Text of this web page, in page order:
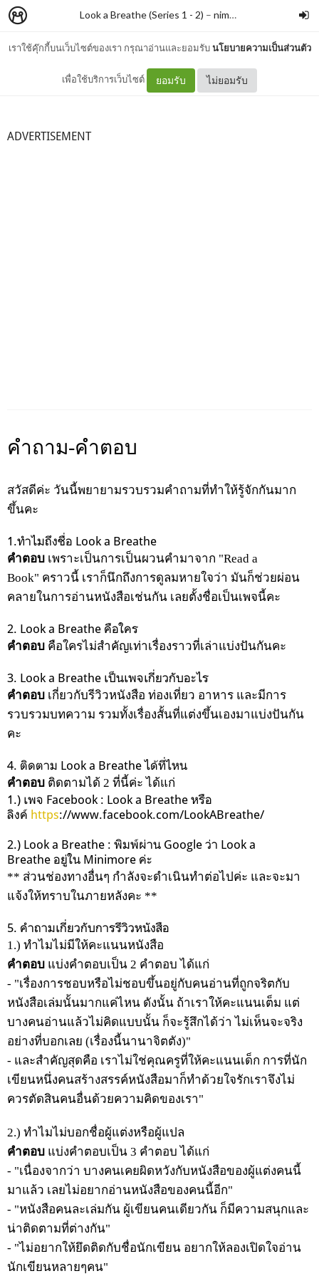
เราใช้คุ๊กกี้บนเว็บไซต์ของเรา กรุณาอ่านและยอมรับนโยบายความเป็นส่วนตัว
เพื่อใช้บริการเว็บไซต์ ยอมรับ ไม่ยอมรับ
Look a Breathe (Series 1 - 2) – nimon
มาทำความรู้จักกันมากขึ้น
ADVERTISEMENT
คำถาม-คำตอบ
สวัสดีค่ะ วันนี้พยายามรวบรวมคำถามที่ทำให้รู้จักกันมาก
ขึ้นคะ
1.ทำไมถึงชื่อ Look a Breathe
คำตอบ เพราะเป็นการเป็นผวนคำมาจาก "Read a
Book" คราวนี้ เราก็นึกถึงการดูลมหายใจว่า มันก็ช่วยผ่อน
คลายในการอ่านหนังสือเช่นกัน เลยตั้งชื่อเป็นเพจนี้คะ
2. Look a Breathe คือใคร
คำตอบ คือใครไม่สำคัญเท่าเรื่องราวที่เล่าแบ่งปันกันคะ
3. Look a Breathe เป็นเพจเกี่ยวกับอะไร
คำตอบ เกี่ยวกับรีวิวหนังสือ ท่องเที่ยว อาหาร และมีการ
รวบรวมบทความ รวมทั้งเรื่องสั้นที่แต่งขึ้นเองมาแบ่งปันกัน
คะ
4. ติดตาม Look a Breathe ได้ที่ไหน
คำตอบ ติดตามได้ 2 ที่นี้ค่ะ ได้แก่
1.) เพจ Facebook : Look a Breathe หรือ
ลิงค์ https://www.facebook.com/LookABreathe/
2.) Look a Breathe : พิมพ์ผ่าน Google ว่า Look a
Breathe อยู่ใน Minimore ค่ะ
** ส่วนช่องทางอื่นๆ กำลังจะดำเนินทำต่อไปค่ะ และจะมา
แจ้งให้ทราบในภายหลังคะ **
5. คำถามเกี่ยวกับการรีวิวหนังสือ
1.) ทำไมไม่มีให้คะแนนหนังสือ
คำตอบ แบ่งคำตอบเป็น 2 คำตอบ ได้แก่
- "เรื่องการชอบหรือไม่ชอบขึ้นอยู่กับคนอ่านที่ถูกจริตกับ
หนังสือเล่มนั้นมากแค่ไหน ดังนั้น ถ้าเราให้คะแนนเต็ม แต่
บางคนอ่านแล้วไม่คิดแบบนั้น ก็จะรู้สึกได้ว่า ไม่เห็นจะจริง
อย่างที่บอกเลย (เรื่องนี้นานาจิตตัง)"
- และสำคัญสุดคือ เราไม่ใช่คุณครูที่ให้คะแนนเด็ก การที่นัก
เขียนหนึ่งคนสร้างสรรค์หนังสือมาก็ทำด้วยใจรักเราจึงไม่
ควรตัดสินคนอื่นด้วยความคิดของเรา"
2.) ทำไมไม่บอกชื่อผู้แต่งหรือผู้แปล
คำตอบ แบ่งคำตอบเป็น 3 คำตอบ ได้แก่
- "เนื่องจากว่า บางคนเคยผิดหวังกับหนังสือของผู้แต่งคนนี้
มาแล้ว เลยไม่อยากอ่านหนังสือของคนนี้อีก"
- "หนังสือคนละเล่มกัน ผู้เขียนคนเดียวกัน ก็มีความสนุกและ
น่าติดตามที่ต่างกัน"
- "ไม่อยากให้ยึดติดกับชื่อนักเขียน อยากให้ลองเปิดใจอ่าน
นักเขียนหลายๆคน"